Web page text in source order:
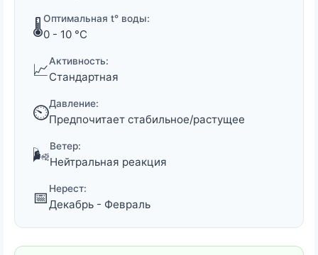
🌡️Оптимальная t° воды:
0 - 10 °C
📈Активность:
Стандартная
⏲️Давление:
Предпочитает стабильное/растущее
🌬️Ветер:
Нейтральная реакция
📅 Нерест:
Декабрь - Февраль